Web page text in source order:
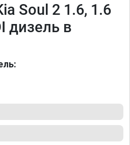
Soul 2 1.6, 1.6
дизель в